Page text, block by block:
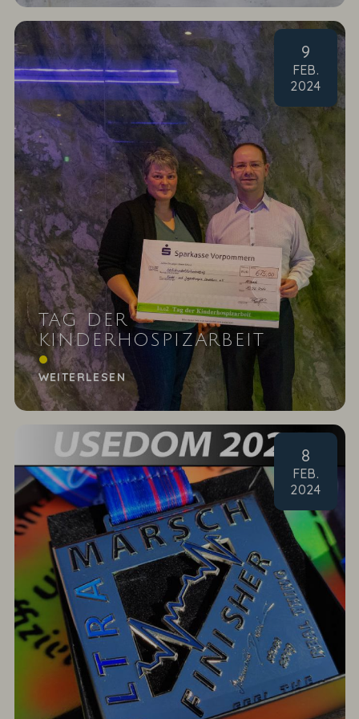
9
FEB.
2024
TAG DER
KINDERHOSPIZARBEIT
Kinder- und Jugendhospiz Leuchtturm
WEITERLESEN
8
FEB.
2024